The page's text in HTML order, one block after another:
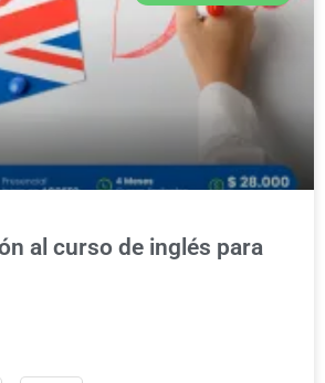
al curso de inglés para